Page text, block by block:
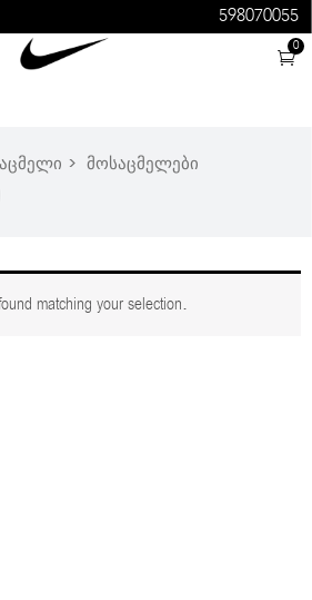
0
598070055
მოსაცმელები
matching your selection.